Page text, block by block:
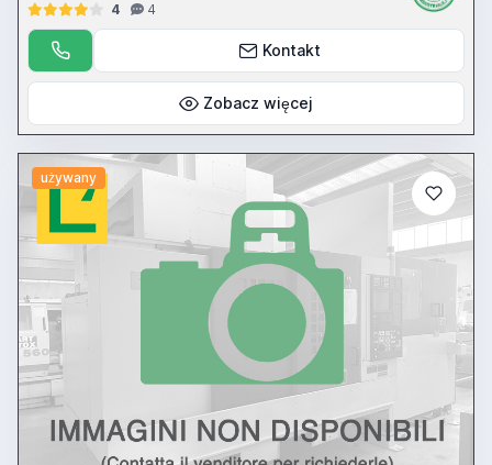
4
4
Kontakt
Zobacz więcej
używany